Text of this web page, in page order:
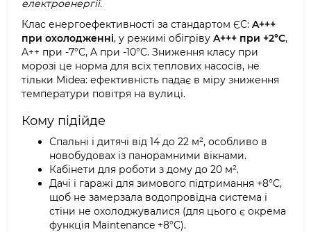
електроенергії.
Клас енергоефективності за стандартом ЄС: A+++
при охолодженні, у режимі обігріву A+++ при +2°C,
A++ при -7°C, A при -10°C. Зниження класу при
морозі це норма для всіх теплових насосів, не
тільки Midea: ефективність падає в міру зниження
температури повітря на вулиці.
Кому підійде
Спальні і дитячі від 14 до 22 м², особливо в
новобудовах із панорамними вікнами.
Кабінети для роботи з дому до 20 м².
Дачі і гаражі для зимового підтримання +8°C,
щоб не замерзала водопровідна система і
стіни не охолоджувалися (для цього є окрема
функція Maintenance +8°C).